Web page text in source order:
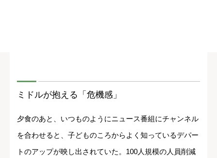
ミドルが抱える「危機感」
夕食のあと、いつものようにニュース番組にチャンネル
を合わせると、子どものころからよく知っているデパー
トのアップが映し出されていた。100人規模の人員削減